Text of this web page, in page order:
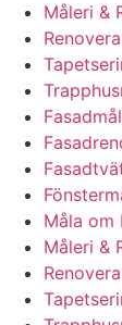
Måleri &
Måla om
Måleri &